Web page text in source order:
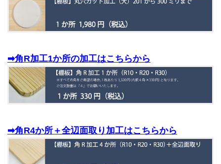
➡角R加工1か所の加工はこちらから
➡角R4か所＋全辺面取り加工はこちらから